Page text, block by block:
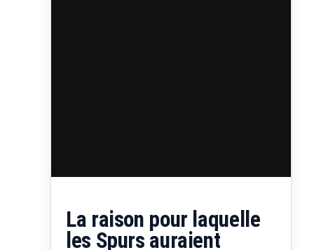
La raison pour laquelle
les Spurs auraient